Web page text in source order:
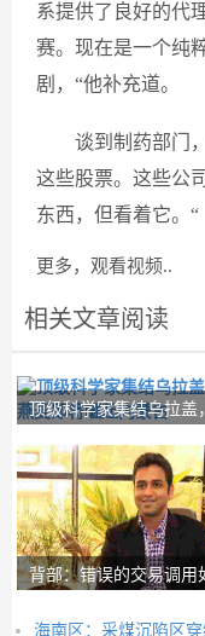
系提供了良好的代
赛。现在是一个纯
剧，“他补充道。
谈到制药部门
这些股票。这些公
东西，但看着它。“
更多，观看视频..
相关文章阅读
顶级科学家集结乌拉盖
背部：错误的交易调用
海南区：采煤沉陷区